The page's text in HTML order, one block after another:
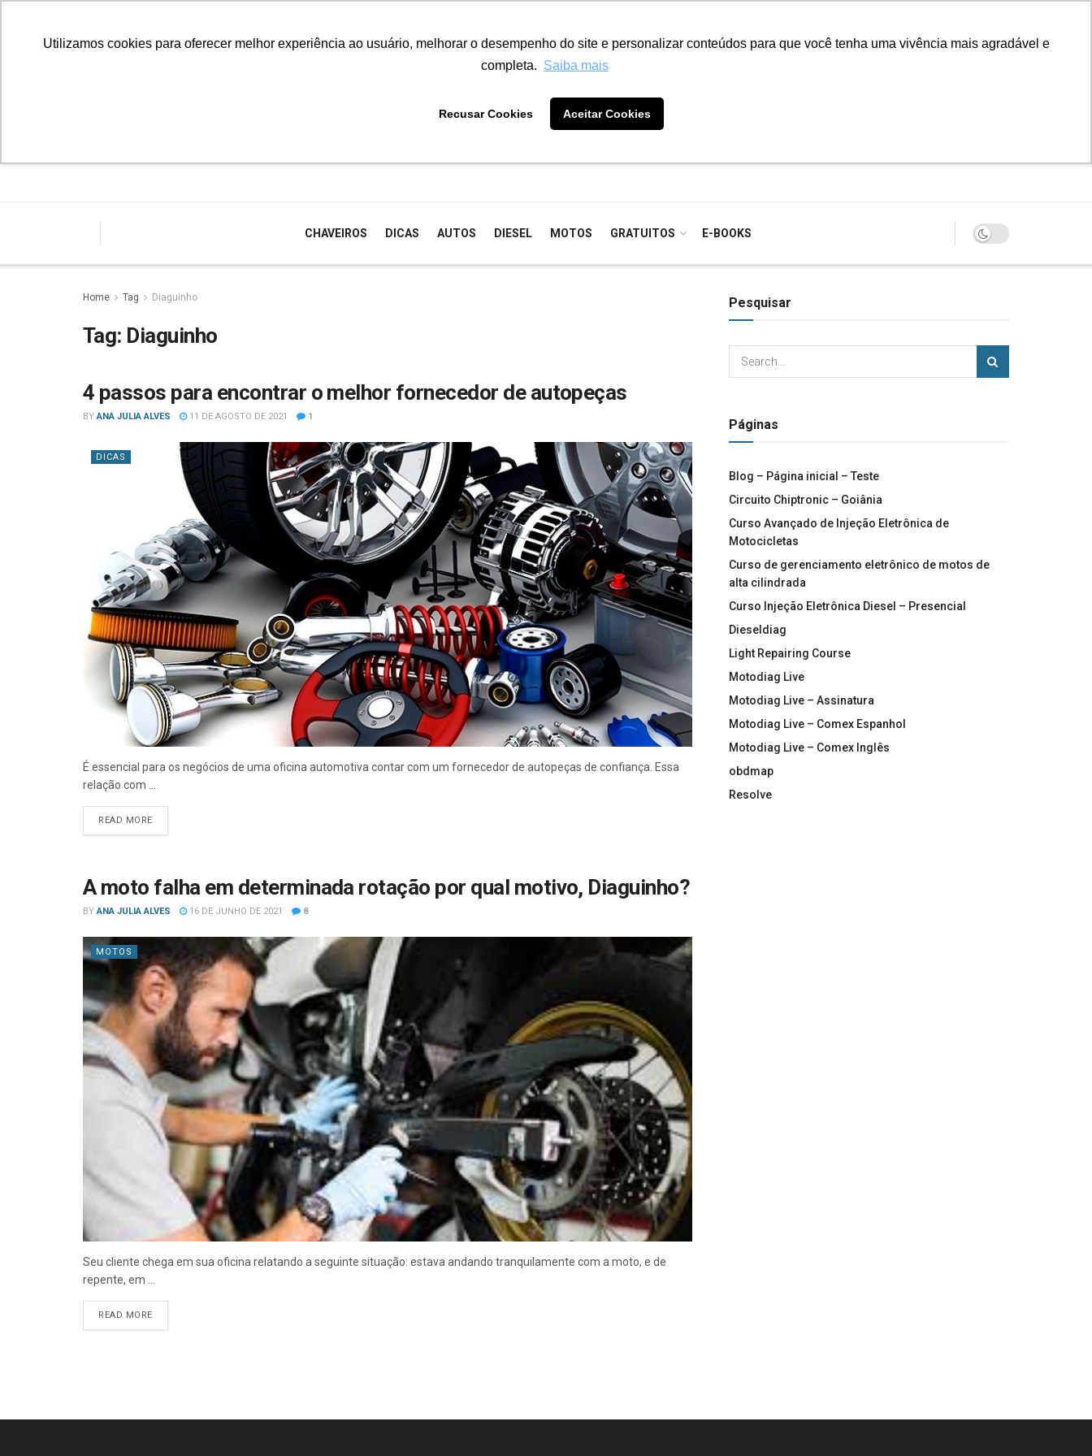
Utilizamos cookies para oferecer melhor experiência ao usuário, melhorar o desempenho do site e personalizar conteúdos para que você tenha uma vivência mais agradável e
completa. Saiba mais
Recusar Cookies Aceitar Cookies
CHAVEIROS DICAS AUTOS DIESEL MOTOS GRATUITOS E-BOOKS
Home Tag Diaguinho
Tag: Diaguinho
4 passos para encontrar o melhor fornecedor de autopeças
BY ANA JULIA ALVES 11 DE AGOSTO DE 2021 1
DICAS
É essencial para os negócios de uma oficina automotiva contar com um fornecedor de autopeças de confiança. Essa
relação com ...
READ MORE
A moto falha em determinada rotação por qual motivo, Diaguinho?
BY ANA JULIA ALVES 16 DE JUNHO DE 2021 8
MOTOS
Seu cliente chega em sua oficina relatando a seguinte situação: estava andando tranquilamente com a moto, e de
repente, em ...
READ MORE
Pesquisar
Páginas
Blog – Página inicial – Teste
Circuito Chiptronic – Goiânia
Curso Avançado de Injeção Eletrônica de
Motocicletas
Curso de gerenciamento eletrônico de motos de
alta cilindrada
Curso Injeção Eletrônica Diesel – Presencial
Dieseldiag
Light Repairing Course
Motodiag Live
Motodiag Live – Assinatura
Motodiag Live – Comex Espanhol
Motodiag Live – Comex Inglês
obdmap
Resolve